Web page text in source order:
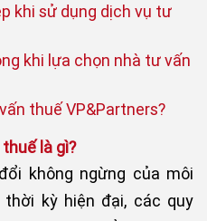
khi sử dụng dịch vụ tư
khi lựa chọn nhà tư vấn
thuế VP&Partners?
là gì?
ngừng của môi
kỳ hiện đại, các quy